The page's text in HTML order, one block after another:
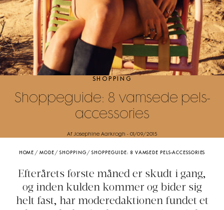
SHOPPING
Shoppeguide: 8 vamsede pels-
accessories
Af Josephine Aarkrogh - 01/09/2015
HOME / MODE /SHOPPING /SHOPPEGUIDE: 8 VAMSEDE PELS-ACCESSORIES
Efterårets første måned er skudt i gang,
og inden kulden kommer og bider sig
helt fast, har moderedaktionen fundet et